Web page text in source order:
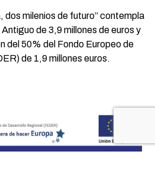
dos milenios de futuro” contempla
de 3,9 millones de euros y
del 50% del Fondo Europeo de
de 1,9 millones euros.